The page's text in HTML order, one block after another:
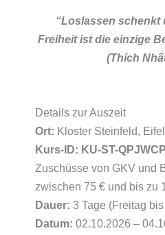
“Loslassen schenkt
Freiheit ist die einzige
(Thích
Details zur Auszeit
Ort: Kloster Steinfeld, Eifel
Kurs-ID: KU-ST-QPJWCP
Zuschüsse von GKV und
zwischen 75 € und bis zu
Dauer: 3 Tage (Freitag
Datum: 02.10.2026 –